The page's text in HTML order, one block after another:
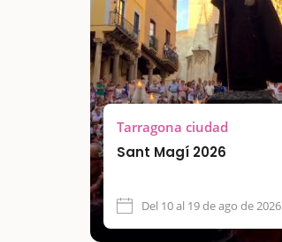
Tarragona ciudad
Sant Magí 2026
Del 10 al 19 de ago de 2026